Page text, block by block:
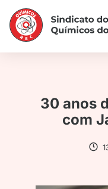
30 anos
com